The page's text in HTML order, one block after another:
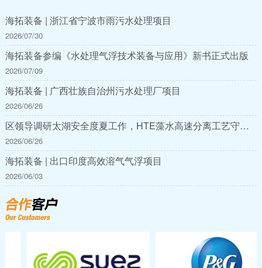
海拓装备 | 浙江省宁波市雨污水处理项目
2026/07/30
海拓装备参编《水处理气浮技术装备与应用》新书正式出版
2026/07/09
海拓装备 | 广西壮族自治州污水处理厂项目
2026/06/26
区领导调研太湖安全度夏工作，HTE藻水高速分离工艺守护太湖碧水安澜
2026/06/26
海拓装备 | 出口印度高效溶气气浮项目
2026/06/03